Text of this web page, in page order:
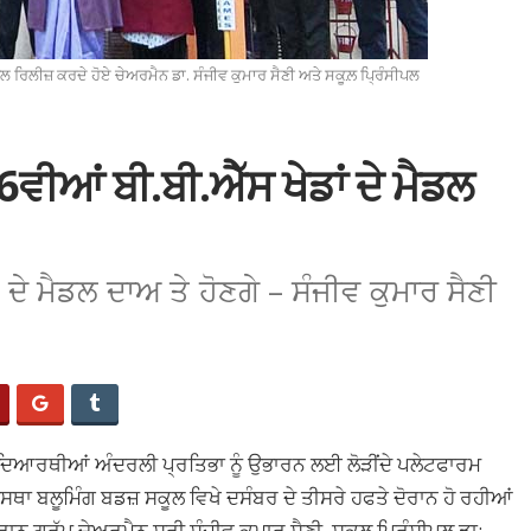
ਰਿਲੀਜ਼ ਕਰਦੇ ਹੋਏ ਚੇਅਰਮੈਨ ਡਾ. ਸੰਜੀਵ ਕੁਮਾਰ ਸੈਣੀ ਅਤੇ ਸਕੂਲ਼ ਪ੍ਰਿੰਸੀਪਲ
ਬੀ.ਬੀ.ਐੱਸ ਖੇਡਾਂ ਦੇ ਮੈਡਲ
ਮੈਡਲ ਦਾਅ ਤੇ ਹੋਣਗੇ – ਸੰਜੀਵ ਕੁਮਾਰ ਸੈਣੀ
ਅੰਦਰਲੀ ਪ੍ਰਤਿਭਾ ਨੂੰ ਉਭਾਰਨ ਲਈ ਲੋੜੀਂਦੇ ਪਲੇਟਫਾਰਮ
ਬਲੂਮਿੰਗ ਬਡਜ਼ ਸਕੂਲ ਵਿਖੇ ਦਸੰਬਰ ਦੇ ਤੀਸਰੇ ਹਫਤੇ ਦੋਰਾਨ ਹੋ ਰਹੀਆਂ